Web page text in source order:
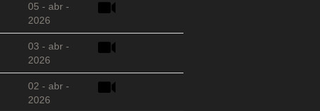
05 - abr -
2026
03 - abr -
2026
02 - abr -
2026